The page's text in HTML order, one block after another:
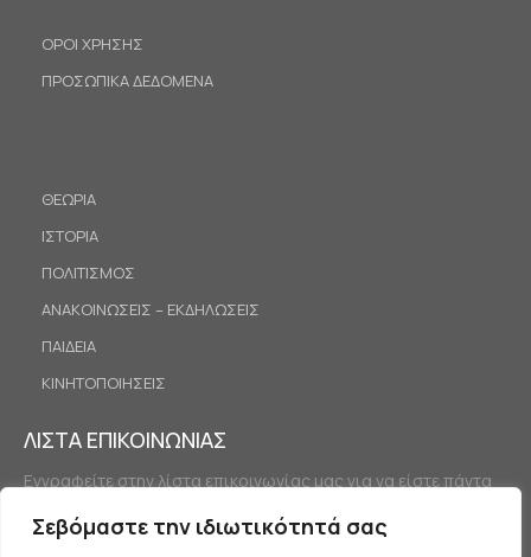
Σεβόμαστε την ιδιωτικότητά σας
ΟΡΟΙ ΧΡΗΣΗΣ
ΠΡΟΣΩΠΙΚΑ ΔΕΔΟΜΕΝΑ
ΘΕΩΡΙΑ
ΙΣΤΟΡΙΑ
ΠΟΛΙΤΙΣΜΟΣ
ΑΝΑΚΟΙΝΩΣΕΙΣ – ΕΚΔΗΛΩΣΕΙΣ
ΠΑΙΔΕΙΑ
ΚΙΝΗΤΟΠΟΙΗΣΕΙΣ
ΛΙΣΤΑ ΕΠΙΚΟΙΝΩΝΙΑΣ
Εγγραφείτε στην λίστα επικοινωνίας μας για να είστε πάντα